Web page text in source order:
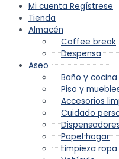
Mi cuenta Regístrese
Tienda
Almacén
Coffee break
Despensa
Aseo
Baño y cocina
Piso y
Accesorios
Cuidado
Papel hogar
Limpieza ropa